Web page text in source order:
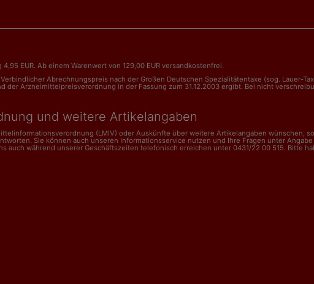
4,95 EUR. Ab einem Warenwert von 129,00 EUR versandkostenfrei.
Abrechnungspreis nach der Großen Deutschen Spezialitätentaxe (sog. Lauer-
der Arzneimittelpreisverordnung in der Fassung zum 31.12.2003 ergibt. Bei nicht
und weitere Artikelangaben
(LMIV) oder Auskünfte über weitere Artikelangaben wünschen,
Sie können auch unseren Informationsservice nutzen und Ihre Fragen unter
auch während unserer Geschäftszeiten telefonisch erreichen unter 0431/22 00 515. Bitte